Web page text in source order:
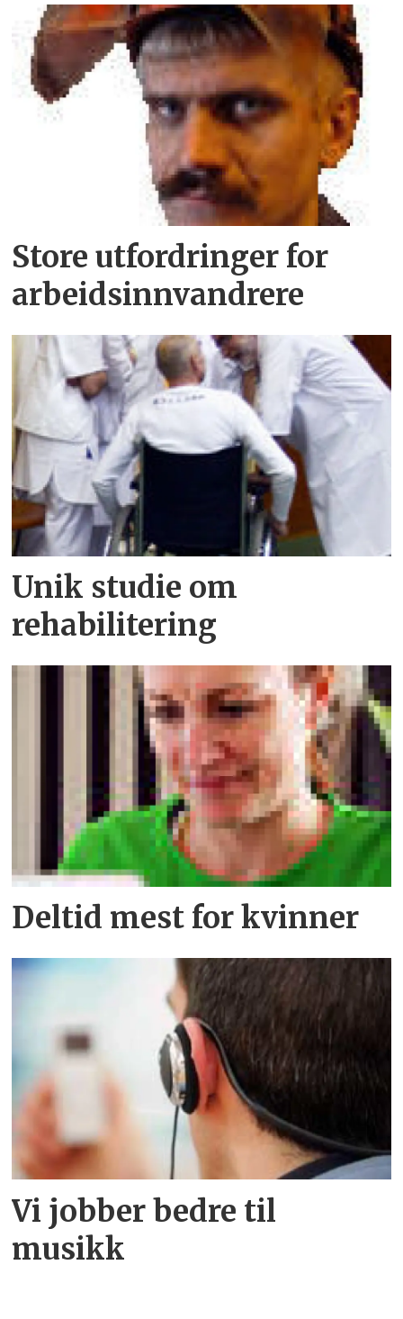
Store utfordringer for
arbeidsinnvandrere
Unik studie om
rehabilitering
Deltid mest for kvinner
Vi jobber bedre til
musikk